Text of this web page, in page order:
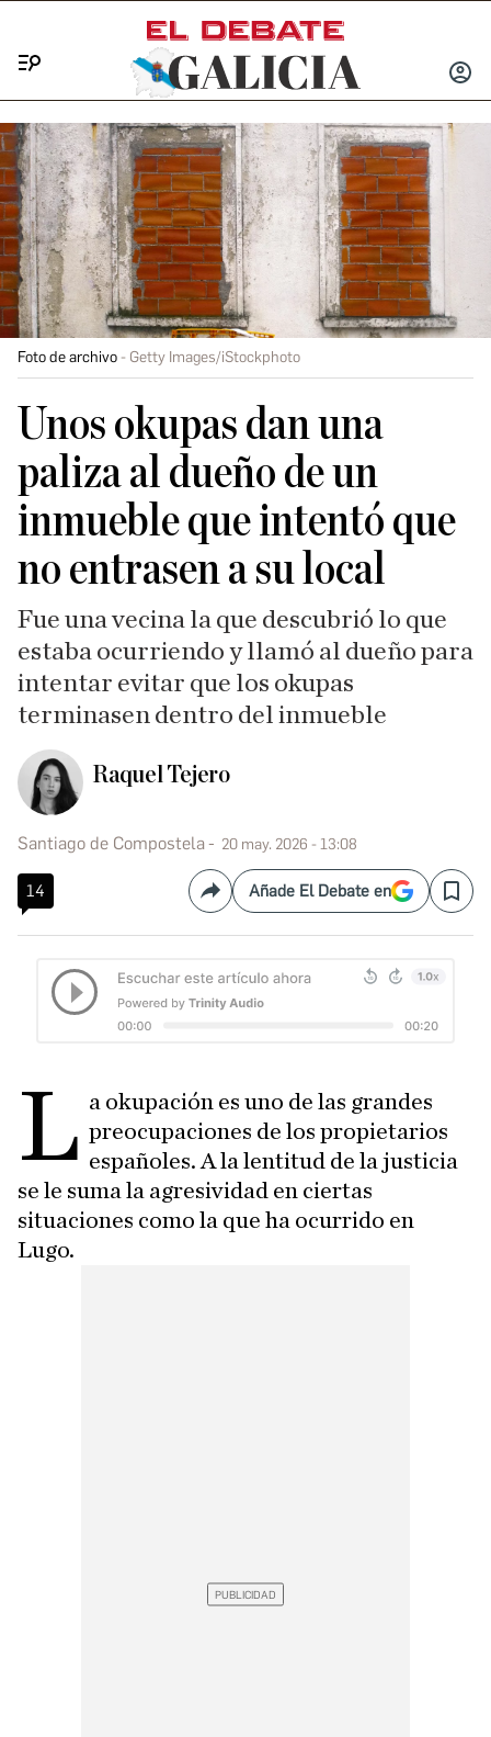
INICIAR
Foto de archivo Getty Images/iStockphoto
Unos okupas dan una
paliza al dueño de un
inmueble que intentó que
no entrasen a su local
Fue una vecina la que descubrió lo que
estaba ocurriendo y llamó al dueño para
intentar evitar que los okupas
terminasen dentro del inmueble
Raquel Tejero
Santiago de Compostela 20 may. 2026 - 13:08
14 CompartirAñade El Debate en Save
L a okupación es uno de las grandes
preocupaciones de los propietarios
españoles. A la lentitud de la justicia
se le suma la agresividad en ciertas
situaciones como la que ha ocurrido en
Lugo.